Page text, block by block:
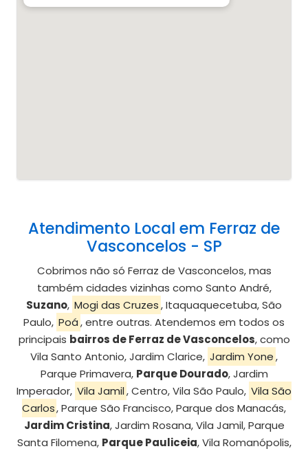
Atendimento Local em Ferraz de
Vasconcelos - SP
Cobrimos não só Ferraz de Vasconcelos, mas
também cidades vizinhas como Santo André,
Suzano, Mogi das Cruzes, Itaquaquecetuba, São
Paulo, Poá, entre outras. Atendemos em todos os
principais bairros de Ferraz de Vasconcelos, como
Vila Santo Antonio, Jardim Clarice, Jardim Yone,
Parque Primavera, Parque Dourado, Jardim
Imperador, Vila Jamil, Centro, Vila São Paulo, Vila São
Carlos, Parque São Francisco, Parque dos Manacás,
Jardim Cristina, Jardim Rosana, Vila Jamil, Parque
Santa Filomena, Parque Pauliceia, Vila Romanópolis,